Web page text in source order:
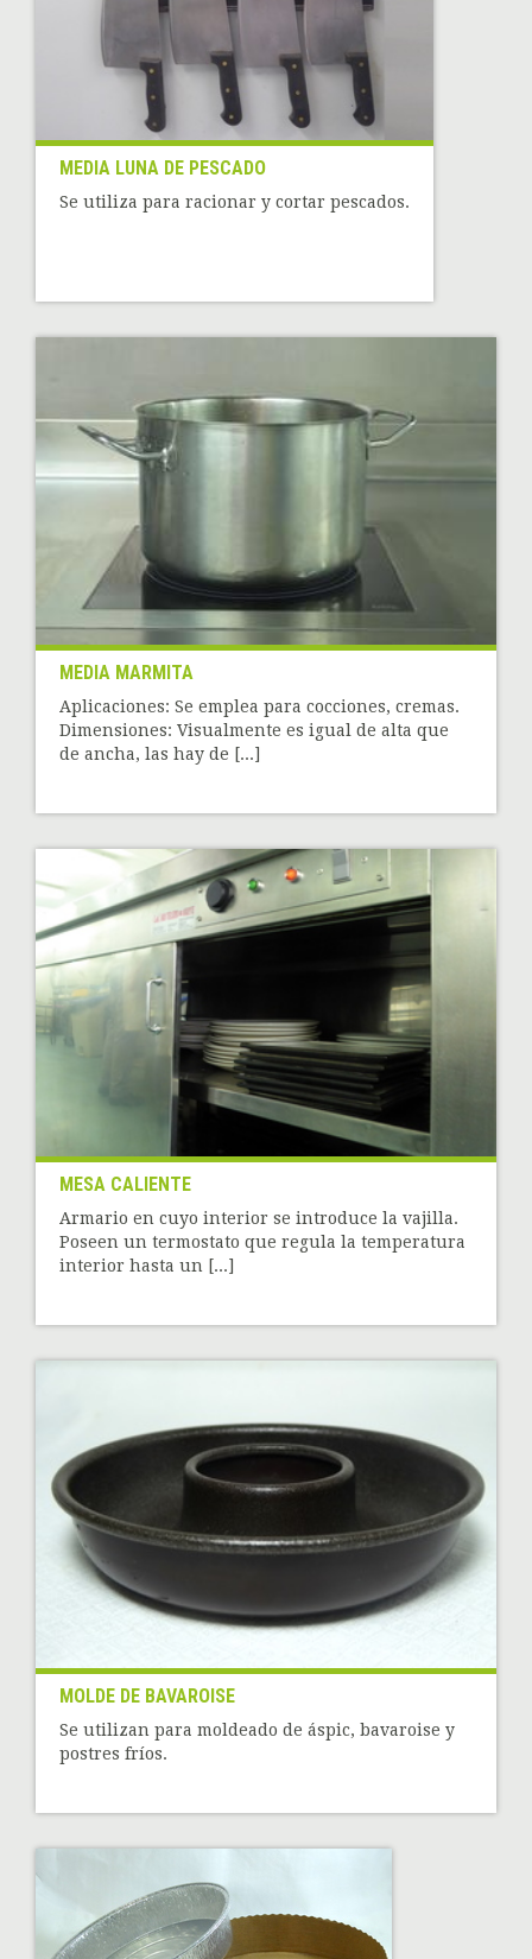
MEDIA LUNA DE PESCADO
Se utiliza para racionar y cortar pescados.
MEDIA MARMITA
Aplicaciones: Se emplea para cocciones, cremas.
Dimensiones: Visualmente es igual de alta que
de ancha, las hay de [...]
MESA CALIENTE
Armario en cuyo interior se introduce la vajilla.
Poseen un termostato que regula la temperatura
interior hasta un [...]
MOLDE DE BAVAROISE
Se utilizan para moldeado de áspic, bavaroise y
postres fríos.